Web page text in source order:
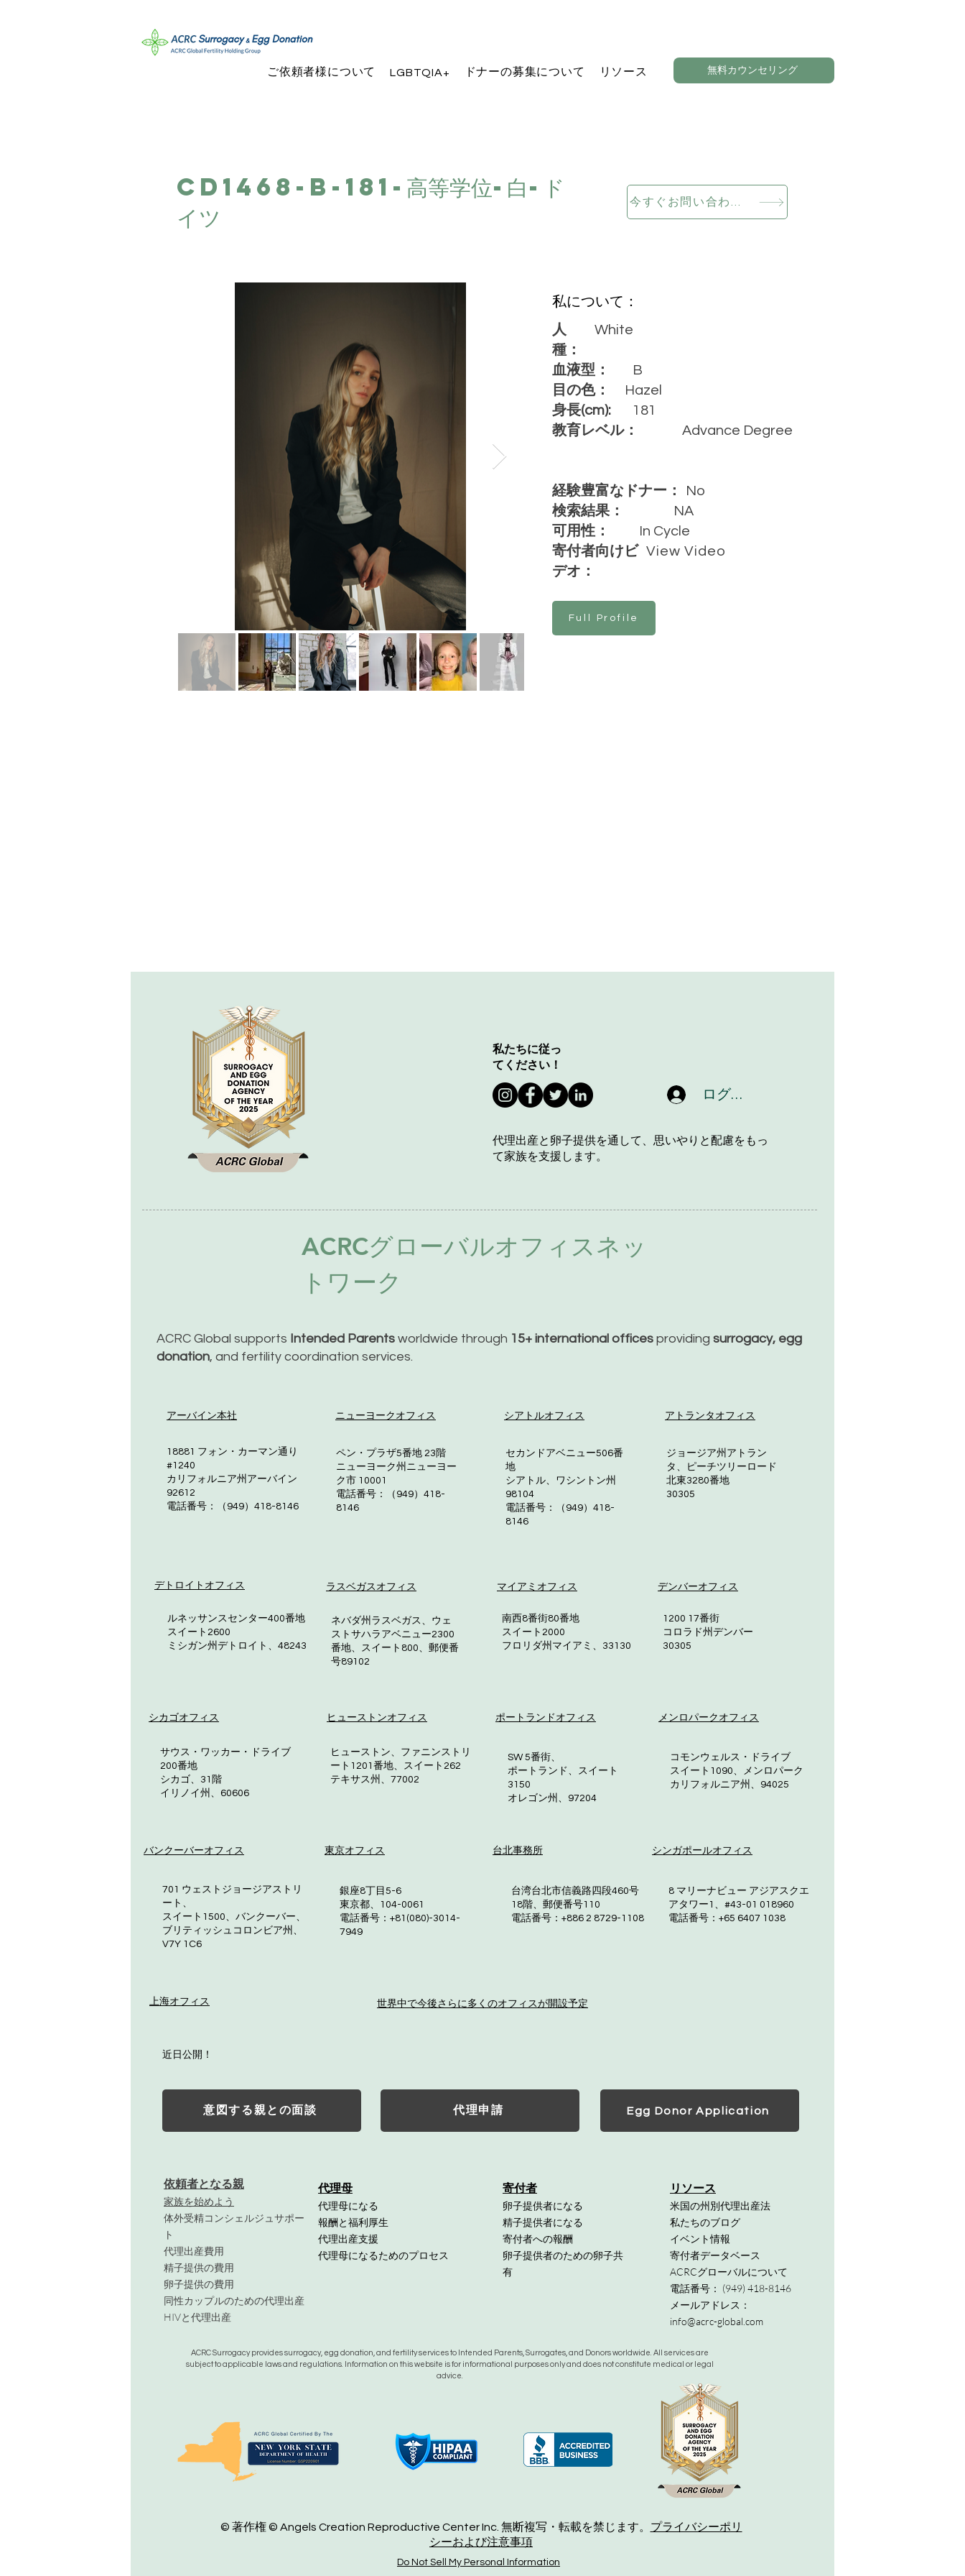
ご依頼者様について LGBTQIA+ ドナーの募集について リソース 無料カウンセリング
CD1468-B-181-高等学位-白-ド
イツ
私について：
人
種：
White
血液型：
B
目の色：
Hazel
身長(cm):
181
教育レベル：
Advance Degree
経験豊富なドナー：
No
検索結果：
NA
可用性：
In Cycle
寄付者向けビ
デオ：
View Video
Full Profile
私たちに従っ
てください！
ログイン
代理出産と卵子提供を通して、思いやりと配慮をもっ
て家族を支援します。
ACRCグローバルオフィスネッ
トワーク
ACRC Global supports Intended Parents worldwide through 15+ international offices providing surrogacy, egg
donation, and fertility coordination services.
アーバイン本社 ニューヨークオフィス シアトルオフィス アトランタオフィス
18881 フォン・カーマン通り
#1240
カリフォルニア州アーバイン
92612
電話番号：（949）418-8146
ペン・プラザ5番地 23階
ニューヨーク州ニューヨー
ク市 10001
電話番号：（949）418-
8146
セカンドアベニュー506番
地
シアトル、ワシントン州
98104
電話番号：（949）418-
8146
ジョージア州アトラン
タ、ピーチツリーロード
北東3280番地
30305
デトロイトオフィス ラスベガスオフィス マイアミオフィス デンバーオフィス
ルネッサンスセンター400番地
スイート2600
ミシガン州デトロイト、48243
ネバダ州ラスベガス、ウェ
ストサハラアベニュー2300
番地、スイート800、郵便番
号89102
南西8番街80番地
スイート2000
フロリダ州マイアミ、33130
1200 17番街
コロラド州デンバー
30305
シカゴオフィス ヒューストンオフィス ポートランドオフィス メンロパークオフィス
サウス・ワッカー・ドライブ
200番地
シカゴ、31階
イリノイ州、60606
ヒューストン、ファニンストリ
ート1201番地、スイート262
テキサス州、77002
SW 5番街、
ポートランド、スイート
3150
オレゴン州、97204
コモンウェルス・ドライブ
スイート1090、メンロパーク
カリフォルニア州、94025
バンクーバーオフィス 東京オフィス 台北事務所 シンガポールオフィス
701 ウェストジョージアストリ
ート、
スイート1500、バンクーバー、
ブリティッシュコロンビア州、
V7Y 1C6
銀座8丁目5-6
東京都、104-0061
電話番号：+81(080)-3014-
7949
台湾台北市信義路四段460号
18階、郵便番号110
電話番号：+886 2 8729-1108
8 マリーナビュー アジアスクエ
アタワー1、#43-01 018960
電話番号：+65 6407 1038
上海オフィス 世界中で今後さらに多くのオフィスが開設予定
近日公開！
意図する親との面談 代理申請 Egg Donor Application
代理母
代理母になる
報酬と福利厚生
代理出産支援
代理母になるためのプロセス
寄付者
卵子提供者になる
精子提供者になる
寄付者への報酬
卵子提供者のための卵子共
有
リソース
米国の州別代理出産法
私たちのブログ
イベント情報
寄付者データベース
ACRCグローバルについて
電話番号： (949) 418-8146
メールアドレス：
info@acrc-global.com
© 著作権 © Angels Creation Reproductive Center Inc. 無断複写・転載を禁じます。 プライバシーポリ
シーおよび注意事項
Do Not Sell My Personal Information
依頼者となる親
家族を始めよう
体外受精コンシェルジュサポー
ト
代理出産費用
精子提供の費用
卵子提供の費用
同性カップルのための代理出産
HIVと代理出産
ACRC Surrogacy provides surrogacy, egg donation, and fertility services to Intended Parents, Surrogates, and Donors worldwide. All services are
subject to applicable laws and regulations. Information on this website is for informational purposes only and does not constitute medical or legal
advice.